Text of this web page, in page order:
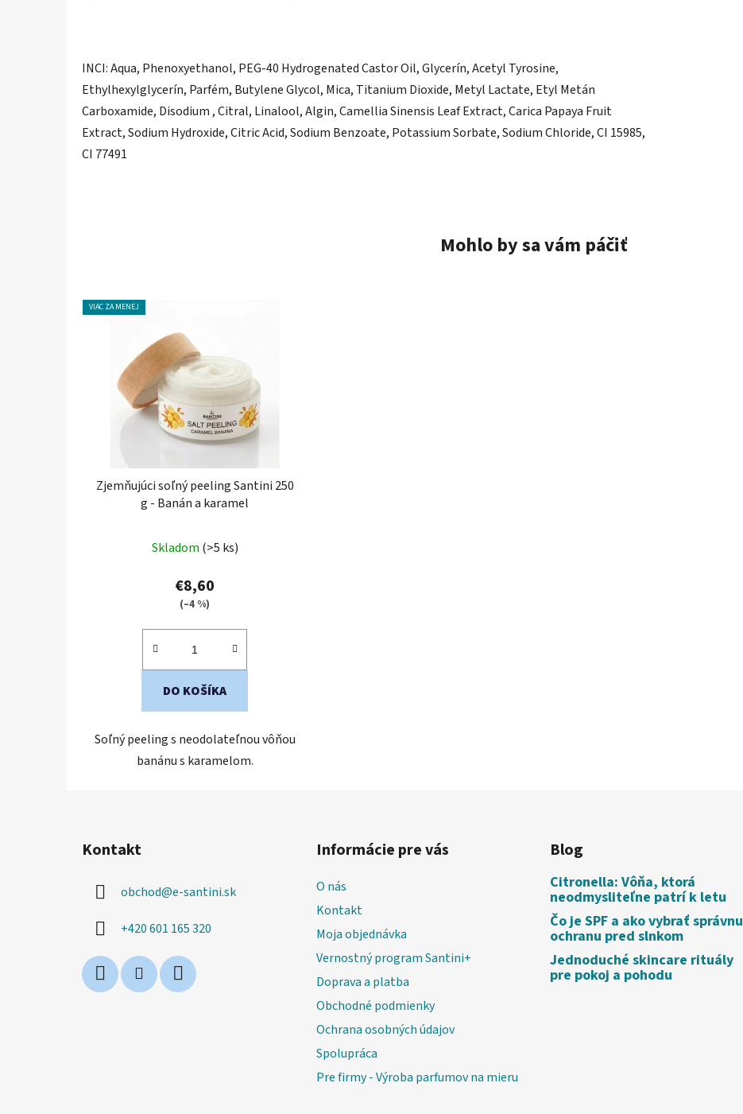
INCI: Aqua, Phenoxyethanol, PEG-40 Hydrogenated Castor Oil, Glycerín, Acetyl Tyrosine,
Ethylhexylglycerín, Parfém, Butylene Glycol, Mica, Titanium Dioxide, Metyl Lactate, Etyl Metán
Carboxamide, Disodium , Citral, Linalool, Algin, Camellia Sinensis Leaf Extract, Carica Papaya Fruit
Extract, Sodium Hydroxide, Citric Acid, Sodium Benzoate, Potassium Sorbate, Sodium Chloride, CI 15985,
CI 77491
Mohlo by sa vám páčiť
VIAC ZA MENEJ
Zjemňujúci soľný peeling Santini 250
g - Banán a karamel
Skladom (>5 ks)
€8,60
(–4 %)
DO KOŠÍKA
Soľný peeling s neodolateľnou vôňou
banánu s karamelom.
Kontakt
obchod@e-santini.sk
+420 601 165 320
Informácie pre vás
O nás
Kontakt
Moja objednávka
Vernostný program Santini+
Doprava a platba
Obchodné podmienky
Ochrana osobných údajov
Spolupráca
Pre firmy - Výroba parfumov na mieru
Blog
Citronella: Vôňa, ktorá
neodmysliteľne patrí k letu
Čo je SPF a ako vybrať správnu
ochranu pred slnkom
Jednoduché skincare rituály
pre pokoj a pohodu